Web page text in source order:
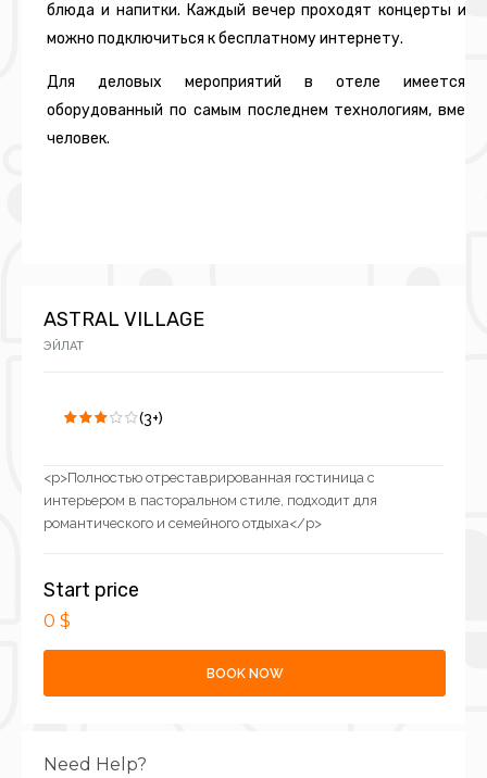
блюда и напитки. Каждый вечер проходят концерты и
можно подключиться к бесплатному интернету.
Для деловых мероприятий в отеле имеется
оборудованный по самым последнем технологиям,
человек.
ASTRAL VILLAGE
ЭЙЛАТ
(3+)
<p>Полностью отреставрированная гостиница с
интерьером в пасторальном стиле, подходит для
романтического и семейного отдыха</p>
Start price
0 $
BOOK NOW
Need Help?